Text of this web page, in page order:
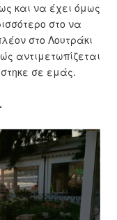
και να έχει όμως
στο να
στο Λουτράκι
αντιμετωπίζεται
σε εμάς.